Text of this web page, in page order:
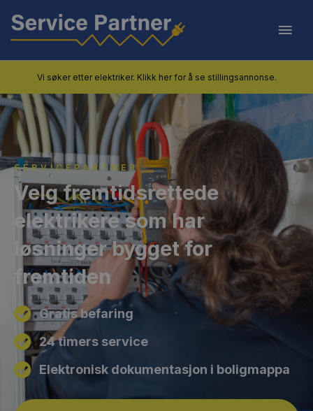
content
Vi søker etter elektriker. Klikk her for å se stillingsannonse.
SERVICEPARTNER
Velg fremtidsrettede
elektrikere som har
løsninger bygget for
fremtiden
Gratis befaring
24 timers service
Elektronisk dokumentasjon i boligmappa